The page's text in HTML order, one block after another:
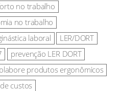
no trabalho
no trabalho
laboral
LER/DORT
prevenção LER DORT
produtos ergonômicos
custos